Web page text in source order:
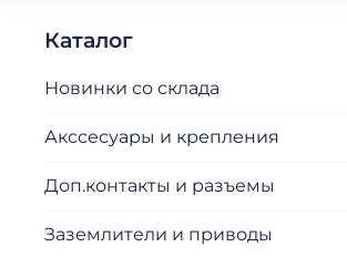
Каталог
Новинки со склада
Акссесуары и крепления
Доп.контакты и разъемы
Заземлители и приводы